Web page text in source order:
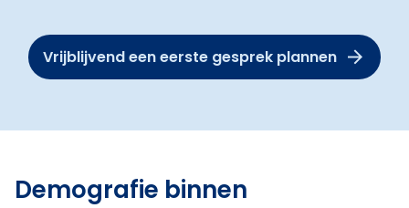
Vrijblijvend een eerste gesprek plannen
Demografie binnen